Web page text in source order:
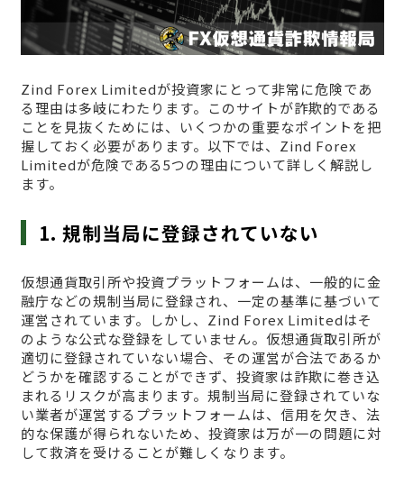
Zind Forex Limitedが投資家にとって非常に危険であ
る理由は多岐にわたります。このサイトが詐欺的である
ことを見抜くためには、いくつかの重要なポイントを把
握しておく必要があります。以下では、Zind Forex
Limitedが危険である5つの理由について詳しく解説し
ます。
1. 規制当局に登録されていない
仮想通貨取引所や投資プラットフォームは、一般的に金
融庁などの規制当局に登録され、一定の基準に基づいて
運営されています。しかし、Zind Forex Limitedはそ
のような公式な登録をしていません。仮想通貨取引所が
適切に登録されていない場合、その運営が合法であるか
どうかを確認することができず、投資家は詐欺に巻き込
まれるリスクが高まります。規制当局に登録されていな
い業者が運営するプラットフォームは、信用を欠き、法
的な保護が得られないため、投資家は万が一の問題に対
して救済を受けることが難しくなります。